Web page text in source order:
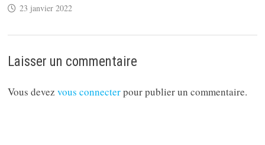
23 janvier 2022
Laisser un commentaire
Vous devezvous connecterpour publier un commentaire.